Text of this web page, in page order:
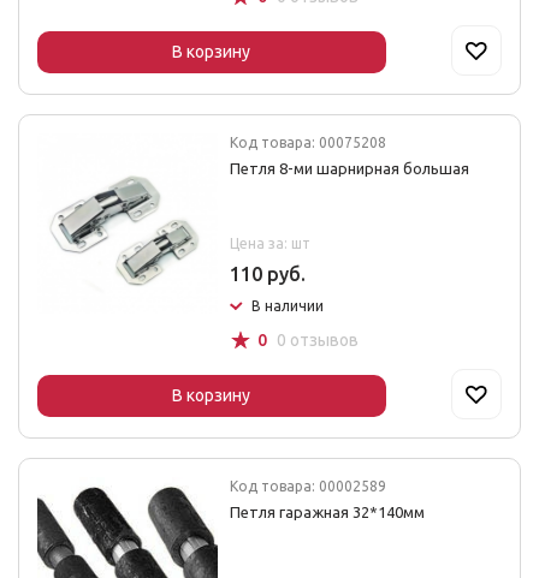
В корзину
Код товара: 00075208
Петля 8-ми шарнирная большая
Цена за: шт
110 руб.
В наличии
☆ 0 0 отзывов
В корзину
Код товара: 00002589
Петля гаражная 32*140мм